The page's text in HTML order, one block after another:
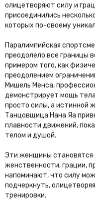
олицетворяют силу и
присоединились
которых по-своему
Паралимпийская
преодолело все границы
примером того, как
преодолением
Мишель Менса,
демонстрирует мощь
просто силы, а истинной
Танцовщица Нана Яа
плавности движений,
телом и душой.
Эти женщины становятся
женственности, грации,
напоминают, что силу
подчеркнуть,
тренировки.